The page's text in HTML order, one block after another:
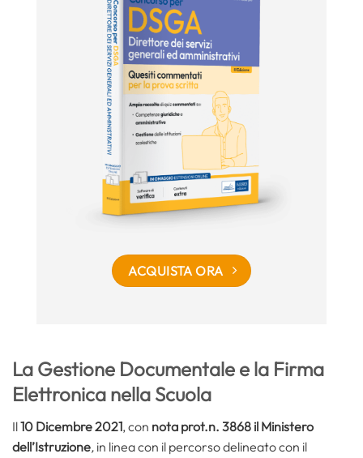
ACQUISTA ORA
La Gestione Documentale e la Firma
Elettronica nella Scuola
Il10 Dicembre 2021, con nota prot.n. 3868 il Ministero
dell’Istruzione, in linea con il percorso delineato con il